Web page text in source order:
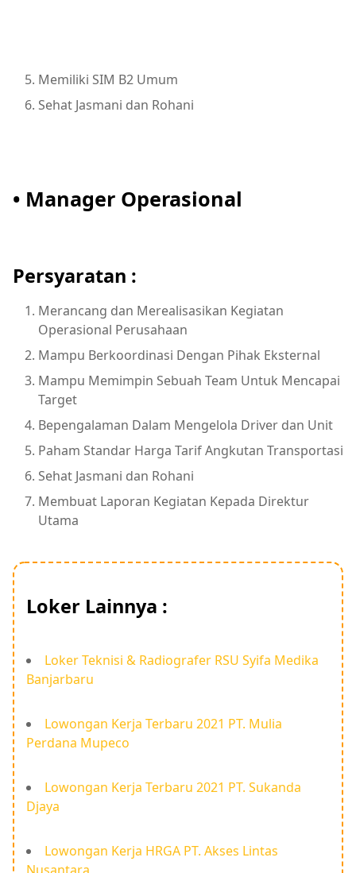
Memiliki SIM B2 Umum
Sehat Jasmani dan Rohani
• Manager Operasional
Persyaratan :
Merancang dan Merealisasikan Kegiatan
Operasional Perusahaan
Mampu Berkoordinasi Dengan Pihak Eksternal
Mampu Memimpin Sebuah Team Untuk Mencapai
Target
Bepengalaman Dalam Mengelola Driver dan Unit
Paham Standar Harga Tarif Angkutan Transportasi
Sehat Jasmani dan Rohani
Membuat Laporan Kegiatan Kepada Direktur
Utama
Loker Lainnya :
Loker Teknisi & Radiografer RSU Syifa Medika
Banjarbaru
Lowongan Kerja Terbaru 2021 PT. Mulia
Perdana Mupeco
Lowongan Kerja Terbaru 2021 PT. Sukanda
Djaya
Lowongan Kerja HRGA PT. Akses Lintas